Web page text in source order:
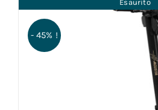
Esaurito
- 45% !